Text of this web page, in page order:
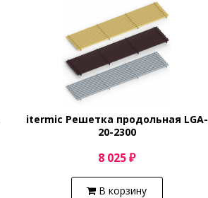
itermic Решетка продольная LGA-
20-2300
8 025 ₽
В корзину